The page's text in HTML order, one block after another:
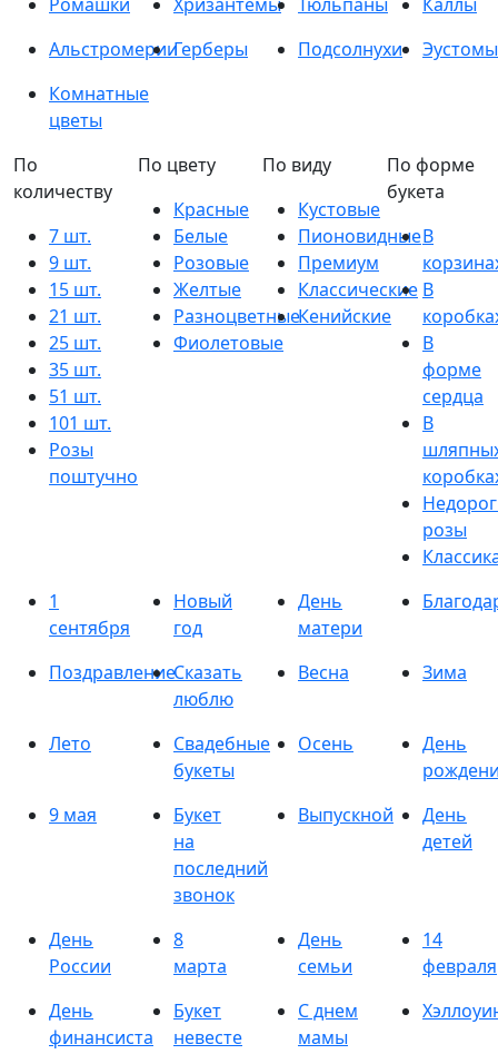
АльстромерииГерберы Подсолнухи
Эустомы
Комнатные
цветы
По
количеству
7 шт.
9 шт.
15 шт.
21 шт.
25 шт.
35 шт.
51 шт.
101 шт.
Розы
поштучно
По цвету
Красные
Белые
Розовые
Желтые
Разноцветные
Фиолетовые
По виду
Кустовые
Пионовидные
Премиум
Классические
Кенийские
По форме
букета
В
В
В
форме
сердца
В
розы
1
сентября
Новый
год
День
матери
ПоздравлениеСказать
люблю
Весна Зима
Лето
Свадебные
букеты
Осень
День
9 мая
Букет
на
последний
звонок
Выпускной
День
детей
День
России
8
марта
День
семьи
14
февраля
День
финансиста
Букет
невесте
С днем
мамы